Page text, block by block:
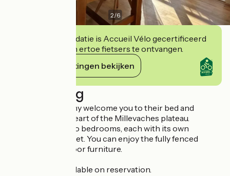
2/6
Deze accommodatie is Accueil Vélo gecertificeerd
en verbindt zich ertoe fietsers te ontvangen.
Haar verplichtingen bekijken
Beschrijving
Isabelle and Jérémy welcome you to their bed and
breakfast in the heart of the Millevaches plateau.
The house has two bedrooms, each with its own
bathroom and toilet. You can enjoy the fully fenced
garden with outdoor furniture.
Table d'hôtes available on reservation.